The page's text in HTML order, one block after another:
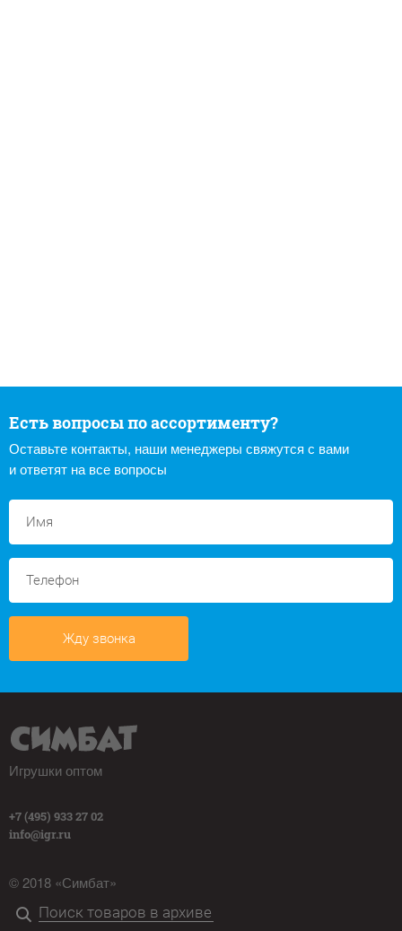
Есть вопросы по ассортименту?
Оставьте контакты, наши менеджеры свяжутся с вами
и ответят на все вопросы
Жду звонка
Игрушки оптом
+7 (495) 933 27 02
info@igr.ru
© 2018 «Симбат»